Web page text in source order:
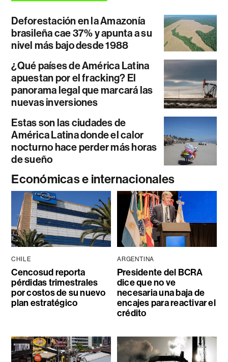
Deforestación en la Amazonía
brasileña cae 37% y apunta a su
nivel más bajo desde 1988
¿Qué países de América Latina
apuestan por el fracking? El
panorama legal que marcará las
nuevas inversiones
Estas son las ciudades de
América Latina donde el calor
nocturno hace perder más horas
de sueño
Económicas e internacionales
CHILE
Cencosud reporta
pérdidas trimestrales
por costos de su nuevo
plan estratégico
ARGENTINA
Presidente del BCRA
dice que no ve
necesaria una baja de
encajes para reactivar el
crédito